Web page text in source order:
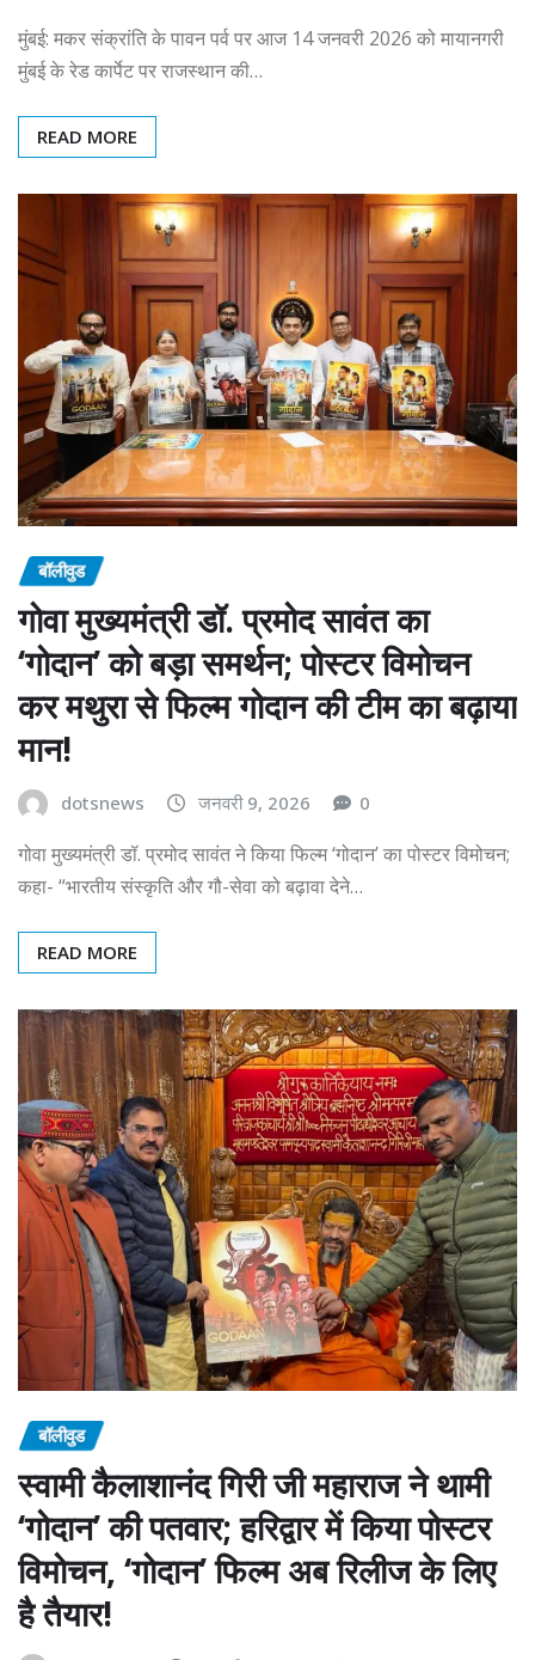
मुंबई: मकर संक्रांति के पावन पर्व पर आज 14 जनवरी 2026 को मायानगरी
मुंबई के रेड कार्पेट पर राजस्थान की…
READ MORE
बॉलीवुड
गोवा मुख्यमंत्री डॉ. प्रमोद सावंत का
‘गोदान’ को बड़ा समर्थन; पोस्टर विमोचन
कर मथुरा से फिल्म गोदान की टीम का बढ़ाया
मान!
dotsnews जनवरी 9, 2026 0
गोवा मुख्यमंत्री डॉ. प्रमोद सावंत ने किया फिल्म ‘गोदान’ का पोस्टर विमोचन;
कहा- “भारतीय संस्कृति और गौ-सेवा को बढ़ावा देने…
READ MORE
बॉलीवुड
स्वामी कैलाशानंद गिरी जी महाराज ने थामी
‘गोदान’ की पतवार; हरिद्वार में किया पोस्टर
विमोचन, ‘गोदान’ फिल्म अब रिलीज के लिए
है तैयार!